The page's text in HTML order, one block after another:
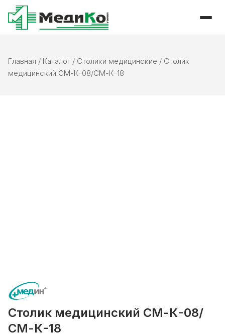
Главная / Каталог / Столики медицинские / Столик
медицинский СМ-К-08/СМ-К-18
Столик медицинский СМ-К-08/
СМ-К-18